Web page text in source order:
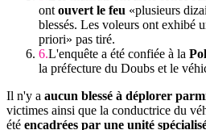
ont ouvert le feu «plusieurs
blessés. Les voleurs ont exhibé
priori» pas tiré.
L'enquête a été confiée à la
la préfecture du Doubs et le
Il n'y a aucun blessé à déplorer
victimes ainsi que la conductrice du
été encadrées par une unité